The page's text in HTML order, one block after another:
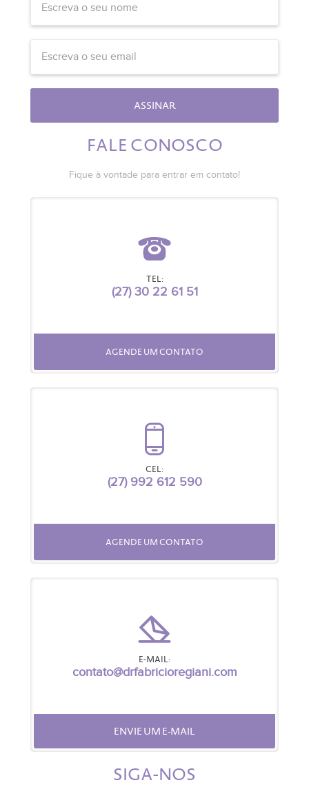
ASSINAR
FALE CONOSCO
Fique à vontade para entrar em contato!
TEL:
(27) 30 22 61 51
AGENDE UM CONTATO
CEL:
(27) 992 612 590
AGENDE UM CONTATO
E-MAIL:
contato@drfabricioregiani.com
ENVIE UM E-MAIL
SIGA-NOS